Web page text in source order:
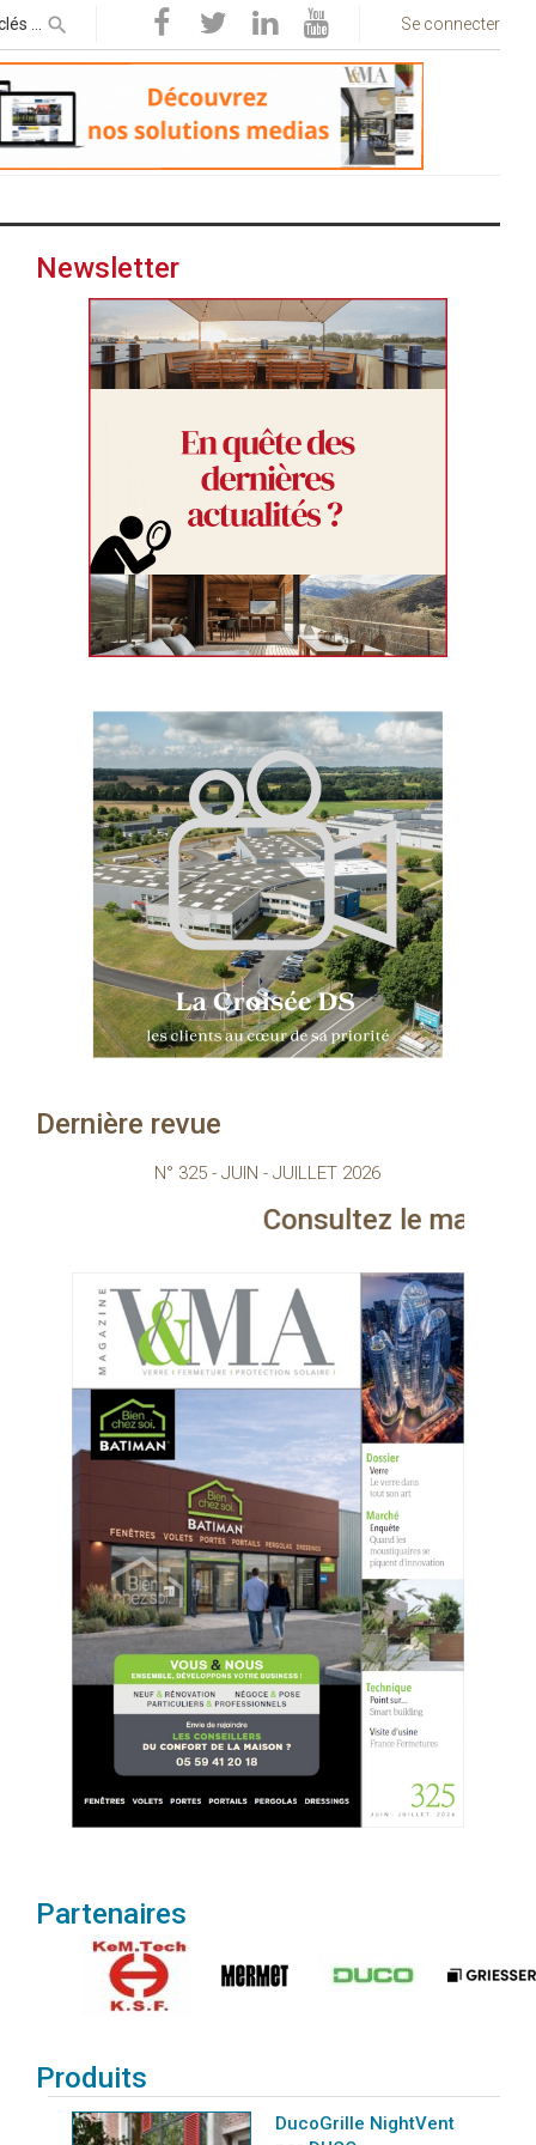
Se connecter
Newsletter
Dernière revue
N° 325 - JUIN - JUILLET 2026
Consultez le magazine
Partenaires
Produits
DucoGrille NightVent